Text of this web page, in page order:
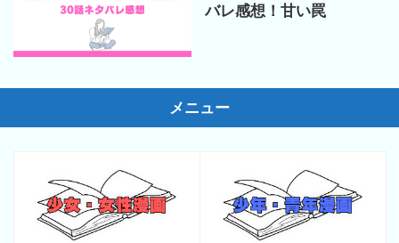
バレ感想！甘い罠
メニュー